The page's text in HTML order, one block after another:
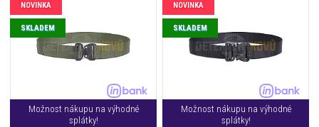
Možnost nákupu na výhodné
splátky!
NOVINKA
SKLADEM
Možnost nákupu na výhodné
splátky!
NOVINKA
SKLADEM